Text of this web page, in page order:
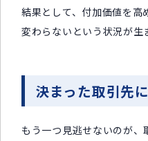
結果として、付加価値を
変わらないという状況が生
決まった取引先
もう一つ見逃せないのが、